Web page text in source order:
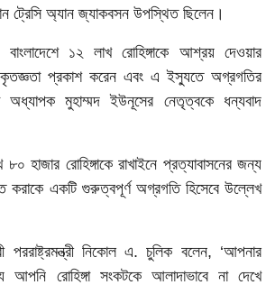
ট্রেসি অ্যান জ্যাকবসন উপস্থিত ছিলেন।
বাংলাদেশে ১২ লাখ রোহিঙ্গাকে আশ্রয় দেওয়ার
প্রকাশ করেন এবং এ ইস্যুতে অগ্রগতির
অধ্যাপক মুহাম্মদ ইউনূসের নেতৃত্বকে ধন্যবাদ
৮০ হাজার রোহিঙ্গাকে রাখাইনে প্রত্যাবাসনের জন্য
করাকে একটি গুরুত্বপূর্ণ অগ্রগতি হিসেবে উল্লেখ
পররাষ্ট্রমন্ত্রী নিকোল এ. চুলিক বলেন, ‘আপনার
আপনি রোহিঙ্গা সংকটকে আলাদাভাবে না দেখে